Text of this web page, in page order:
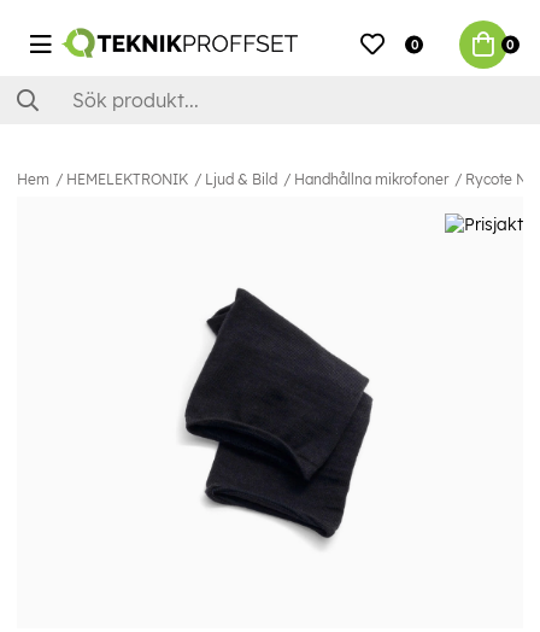
0 0
Hem HEMELEKTRONIK Ljud & Bild Handhållna mikrofoner Rycote